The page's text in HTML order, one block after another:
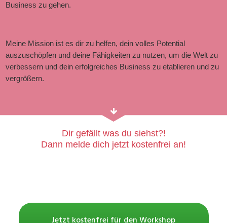
Business zu gehen.
Meine Mission ist es dir zu helfen, dein volles Potential
auszuschöpfen und deine Fähigkeiten zu nutzen, um die Welt zu
verbessern und dein erfolgreiches Business zu etablieren und zu
vergrößern.
Dir gefällt was du siehst?!
Dann melde dich jetzt kostenfrei an!